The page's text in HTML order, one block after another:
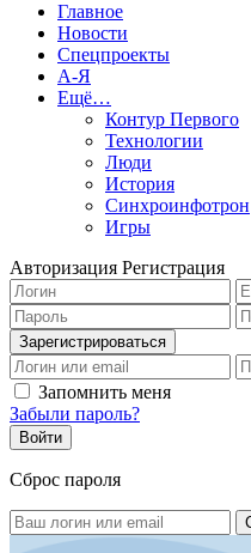
Главное
Новости
Спецпроекты
А-Я
Ещё…
Контур Первого
Технологии
Люди
История
Синхроинфотрон
Игры
Авторизация Регистрация
Запомнить меня
Забыли пароль?
Сброс пароля